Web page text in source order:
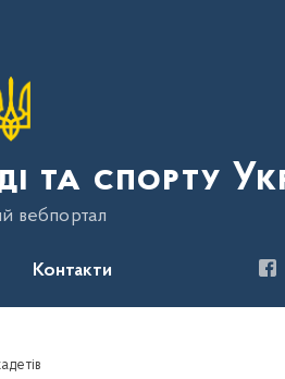
та спорту
вебпортал
Контакти